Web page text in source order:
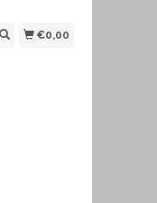
€0,00